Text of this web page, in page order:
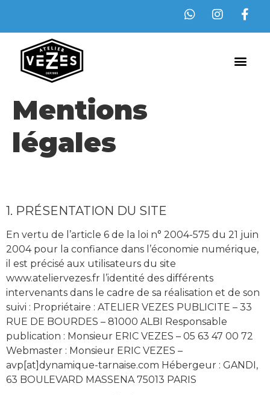
Mentions
légales
1. PRÉSENTATION DU SITE
En vertu de l’article 6 de la loi n° 2004-575 du 21 juin
2004 pour la confiance dans l’économie numérique,
il est précisé aux utilisateurs du site
www.ateliervezes.fr l’identité des différents
intervenants dans le cadre de sa réalisation et de son
suivi : Propriétaire : ATELIER VEZES PUBLICITE – 33
RUE DE BOURDES – 81000 ALBI Responsable
publication : Monsieur ERIC VEZES – 05 63 47 00 72
Webmaster : Monsieur ERIC VEZES –
avp[at]dynamique-tarnaise.com Hébergeur : GANDI,
63 BOULEVARD MASSENA 75013 PARIS